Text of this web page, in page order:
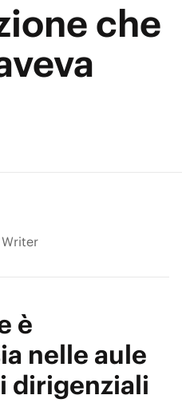
che
è
nelle aule
dirigenziali